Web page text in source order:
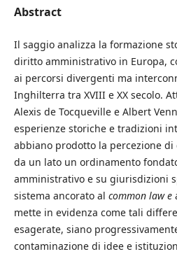
Abstract
Il saggio analizza la formazione
diritto amministrativo in Europa,
ai percorsi divergenti ma
Inghilterra tra XVIII e XX secolo.
Alexis de Tocqueville e Albert
esperienze storiche e tradizioni
abbiano prodotto la percezione
da un lato un ordinamento
amministrativo e su giurisdizioni
sistema ancorato al common law e
mette in evidenza come tali
esagerate, siano
contaminazione di idee e